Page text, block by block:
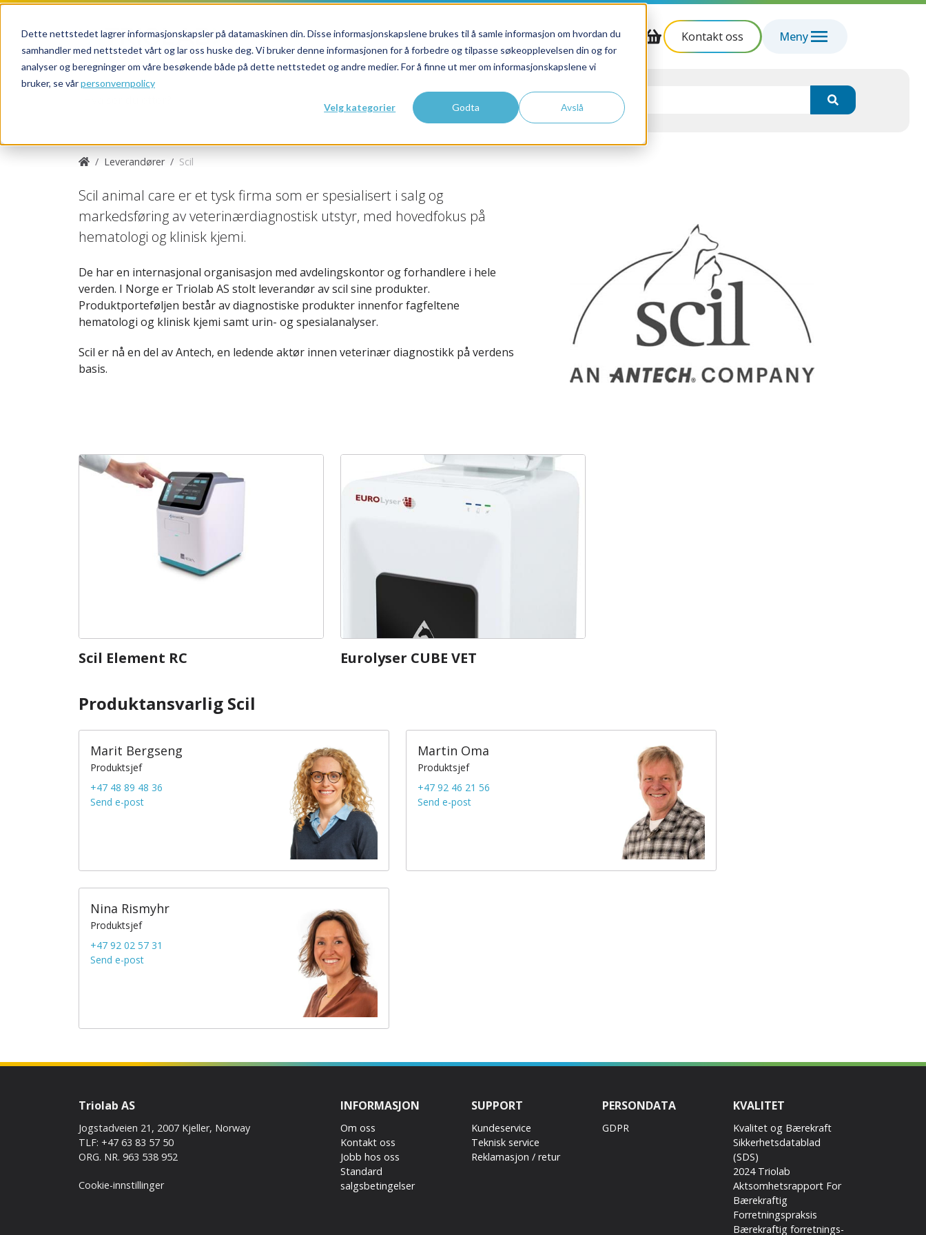
Dette nettstedet lagrer informasjonskapsler på datamaskinen din. Disse informasjonskapslene brukes til å samle informasjon om hvordan du
samhandler med nettstedet vårt og lar oss huske deg. Vi bruker denne informasjonen for å forbedre og tilpasse søkeopplevelsen din og for
analyser og beregninger om våre besøkende både på dette nettstedet og andre medier. For å finne ut mer om informasjonskapslene vi
bruker, se vårpersonvernpolicy
Velg kategorier Godta Avslå
Kontakt oss Meny
Leverandører Scil
Scil animal care er et tysk firma som er spesialisert i salg og
markedsføring av veterinærdiagnostisk utstyr, med hovedfokus på
hematologi og klinisk kjemi.
De har en internasjonal organisasjon med avdelingskontor og forhandlere i hele
verden. I Norge er Triolab AS stolt leverandør av scil sine produkter.
Produktporteføljen består av diagnostiske produkter innenfor fagfeltene
hematologi og klinisk kjemi samt urin- og spesialanalyser.
Scil er nå en del av Antech, en ledende aktør innen veterinær diagnostikk på verdens
basis.
Scil Element RC Eurolyser CUBE VET
Produktansvarlig Scil
Marit Bergseng
Produktsjef
+47 48 89 48 36
Send e-post
Martin Oma
Produktsjef
+47 92 46 21 56
Send e-post
Nina Rismyhr
Produktsjef
+47 92 02 57 31
Send e-post
Triolab AS
Jogstadveien 21, 2007 Kjeller, Norway
TLF: +47 63 83 57 50
ORG. NR. 963 538 952
Cookie-innstillinger
INFORMASJON
Om oss
Kontakt oss
Jobb hos oss
Standard
salgsbetingelser
SUPPORT
Kundeservice
Teknisk service
Reklamasjon / retur
PERSONDATA
GDPR
KVALITET
Kvalitet og Bærekraft
Sikkerhetsdatablad
(SDS)
2024 Triolab
Aktsomhetsrapport For
Bærekraftig
Forretningspraksis
Bærekraftig forretnings-